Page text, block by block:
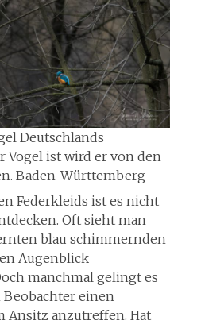
Deutschlands
Vogel ist wird er von den
Baden-Württemberg
Federkleids ist es nicht
Oft sieht man
blau schimmernden
Augenblick
manchmal gelingt es
einen
Ansitz anzutreffen. Hat